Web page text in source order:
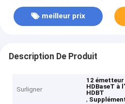
meilleur prix
Description De Produit
Surligner
12
HDBaseT à
HDBT
,